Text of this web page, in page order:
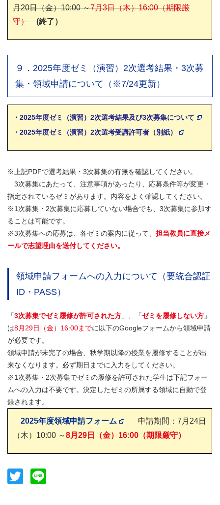
月20日（金）10:00 ～7月3日（木）16:00（期限厳
守）
(終了）
９．2025年度ゼミ（演習）2次選考結果・3次募
集・領域申請について（※7/24更新）
・2025年度ゼミ（演習）2次選考結果及び3次募集について
・2025年度ゼミ（演習）2次選考受講許可者（別紙）
※上記PDFで選考結果・3次募集の有無を確認してください。
3次募集にあたって、注意事項があったり、応募条件等が変更・
指定されているゼミがあります。内容をよく確認してください。
※1次募集・2次募集に応募していない場合でも、3次募集に参加す
ることは可能です。
※3次募集への応募は、各ゼミの案内に従って、 担当教員に直接メ
ールで志望理由を送付してください。
領域申請フォームへの入力について（要統合認証
ID・PASS）
「3次募集でゼミ履修が許可された方 」、「ゼミを履修しない方 」
は8月29日（金）16:00までに以下のGoogleフォームから領域申請
が必要です。
領域申請が未完了の場合、秋学期以降の授業を履修することが出
来なくなります。必ず期日までに入力をしてください。
※1次募集・2次募集でゼミの履修を許可された学生は下記フォー
ムへの入力は不要です。決定したゼミの所属する領域に自動で登
録されます。
2025年度領域申請フォーム
申請期間：7月24日
（木）10:00 ～8月29日（金）16:00（期限厳守）
Twitter